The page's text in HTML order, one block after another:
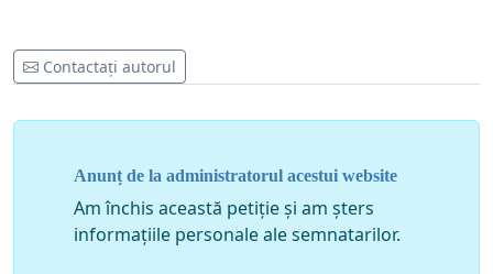
Contactați autorul
Anunț de la administratorul acestui website
Am închis această petiție și am șters
informațiile personale ale semnatarilor.